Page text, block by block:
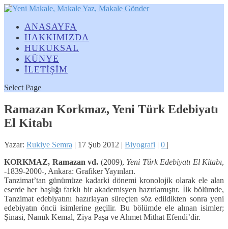
ANASAYFA
HAKKIMIZDA
HUKUKSAL
KÜNYE
İLETİŞİM
Select Page
Ramazan Korkmaz, Yeni Türk Edebiyatı
El Kitabı
Yazar: Rukiye Semra | 17 Şub 2012 | Biyografi | 0 |
KORKMAZ, Ramazan vd. (2009), Yeni Türk Edebiyatı El Kitabı,
-1839-2000-, Ankara: Grafiker Yayınları.
Tanzimat’tan günümüze kadarki dönemi kronolojik olarak ele alan
eserde her başlığı farklı bir akademisyen hazırlamıştır. İlk bölümde,
Tanzimat edebiyatını hazırlayan süreçten söz edildikten sonra yeni
edebiyatın öncü isimlerine geçilir. Bu bölümde ele alınan isimler;
Şinasi, Namık Kemal, Ziya Paşa ve Ahmet Mithat Efendi’dir.